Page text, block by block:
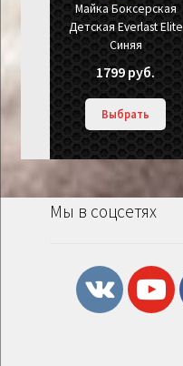
Майка Боксерская
Детская Everlast Elite
Синяя
1799 руб.
Выбрать
Мы в соцсетях